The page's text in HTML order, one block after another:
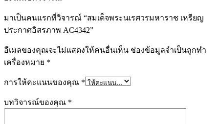
มาเป็นคนแรกที่วิจารณ์ “สมเด็จพระนเรศวรมหาราช เหรียญ
ประกาศอิสรภาพ AC4342”
อีเมลของคุณจะไม่แสดงให้คนอื่นเห็น ช่องข้อมูลจำเป็นถูกทำ
เครื่องหมาย *
การให้คะแนนของคุณ *
บทวิจารณ์ของคุณ *